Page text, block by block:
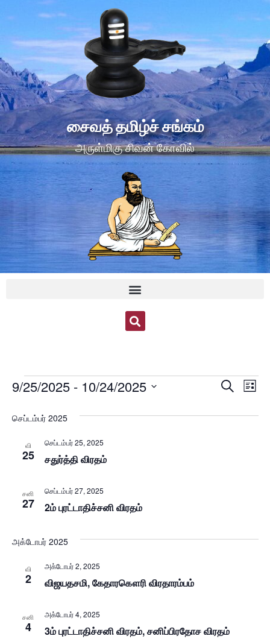
சைவத் தமிழ்ச் சங்கம்
அருள்மிகு சிவன் கோவில்
Search
List
9/25/2025 - 10/24/2025
செப்டம்பர் 2025
வி
25 சதுர்த்தி விரதம்
செப்டம்பர் 25, 2025
சனி
27 2ம் புரட்டாதிச்சனி விரதம்
செப்டம்பர் 27, 2025
அக்டோபர் 2025
வி
2 விஜயதசமி, கேதாரகௌரி விரதாரம்பம்
அக்டோபர் 2, 2025
சனி
4 3ம் புரட்டாதிச்சனி விரதம், சனிப்பிரதோச விரதம்
அக்டோபர் 4, 2025